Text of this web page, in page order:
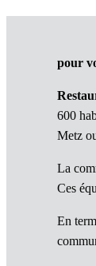
pour
600
Metz
La
Ces
En